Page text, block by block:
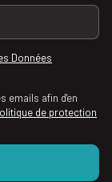
Données
emails afin d'en
de protection